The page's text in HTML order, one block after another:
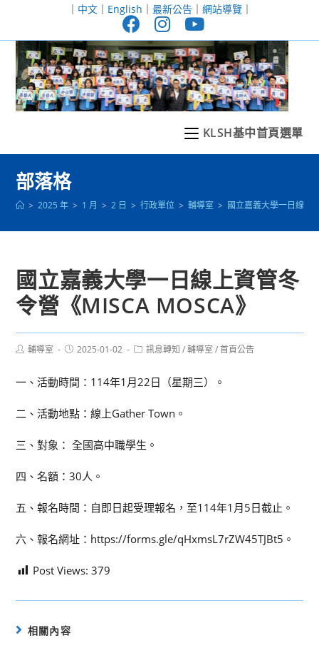
至
｜ 中文｜ English ｜ 最新公告｜ 網站導覽｜
KLSH基中首頁選單
部落格
> 2025 年 > 1 月 > 2 日 > 行政單位 > 輔導室 > 國立嘉義大學一日線上
國立嘉義大學一日線上資管冬
令營《MISCA MOSCA》
Post輔導室
Post2025-01-02
Post訊息轉知 / 輔導室 / 首頁公告
一、活動時間：114年1月22日（星期三）。
二、活動地點：線上Gather Town。
三、對象： 全國高中職學生。
四、名額：30人。
五、報名時間：自即日起受理報名，至114年1月5日截止。
六、報名網址：https://forms.gle/qHxmsL7rZW45TJBt5。
Post Views: 379
相關內容